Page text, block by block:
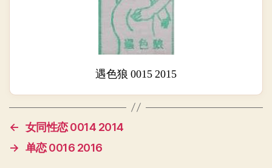
遇色狼 0015 2015
← 女同性恋 0014 2014
→ 单恋 0016 2016